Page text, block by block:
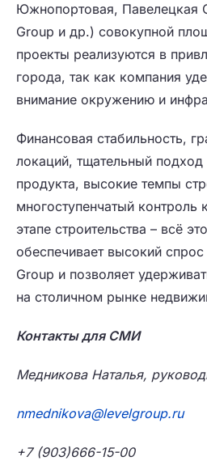
Южнопортовая, Павелецкая
Group и др.) совокупной
проекты реализуются в
города, так как компания
внимание окружению и
Финансовая стабильность,
локаций, тщательный подход
продукта, высокие темпы
многоступенчатый контроль
этапе строительства – всё
обеспечивает высокий
Group и позволяет
на столичном рынке
Контакты для СМИ
Медникова Наталья,
nmednikova@levelgroup.ru
+7 (903)666-15-00